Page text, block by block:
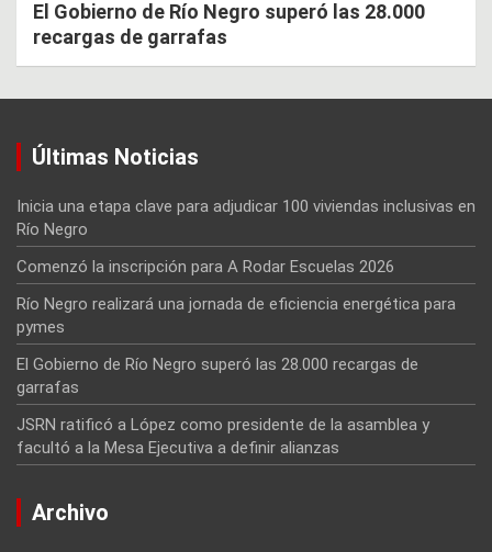
El Gobierno de Río Negro superó las 28.000
recargas de garrafas
Últimas Noticias
Inicia una etapa clave para adjudicar 100 viviendas inclusivas en
Río Negro
Comenzó la inscripción para A Rodar Escuelas 2026
Río Negro realizará una jornada de eficiencia energética para
pymes
El Gobierno de Río Negro superó las 28.000 recargas de
garrafas
JSRN ratificó a López como presidente de la asamblea y
facultó a la Mesa Ejecutiva a definir alianzas
Archivo